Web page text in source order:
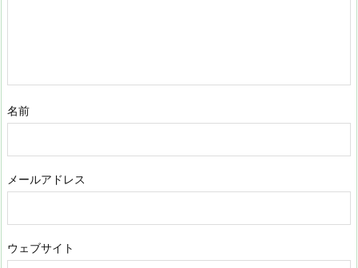
名前
メールアドレス
ウェブサイト